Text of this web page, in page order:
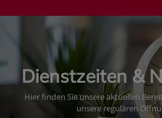
Dienstzeiten &
Hier finden Sie unsere aktuellen
unsere regulären